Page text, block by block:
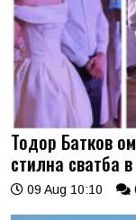
Тодор Батков
стилна сватба
09 Aug 10:10